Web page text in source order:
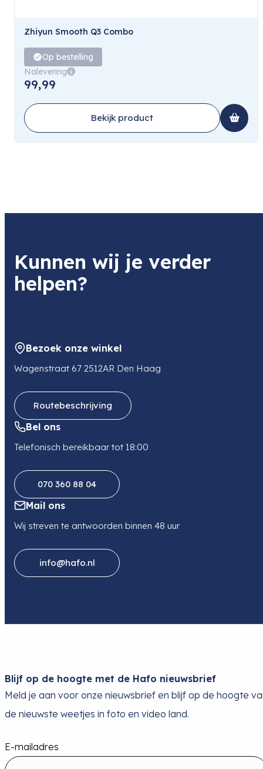
Zhiyun Smooth Q3 Combo
Op bestelling
Nalevering
99,99
Bekijk product
Kunnen wij je verder
helpen?
Bezoek onze winkel
Wagenstraat 67 2512AR Den Haag
Routebeschrijving
Bel ons
Telefonisch bereikbaar tot 18:00
070 360 88 04
Mail ons
Wij streven te antwoorden binnen 48 uur
info@hafo.nl
Blijf op de hoogte met de Hafo nieuwsbrief
Meld je aan voor onze nieuwsbrief en blijf op de hoogte
de nieuwste weetjes in foto en video land.
E-mailadres